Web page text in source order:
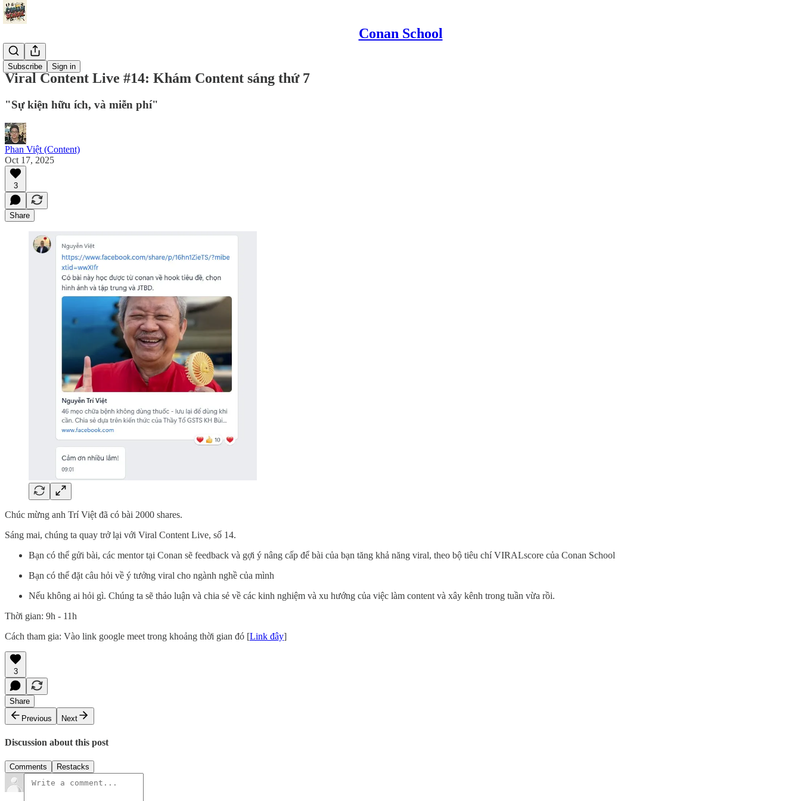
Conan School
Subscribe Sign in
Events
Viral Content Live #14: Khám Content sáng thứ 7
"Sự kiện hữu ích, và miễn phí"
Phan Việt (Content)
Oct 17, 2025
3
Share
Chúc mừng anh Trí Việt đã có bài 2000 shares.
Sáng mai, chúng ta quay trở lại với Viral Content Live, số 14.
Bạn có thể gửi bài, các mentor tại Conan sẽ feedback và gợi ý nâng cấp để bài của bạn tăng khả năng viral, theo bộ tiêu chí VIRALscore của Conan School
Bạn có thể đặt câu hỏi về ý tưởng viral cho ngành nghề của mình
Nếu không ai hỏi gì. Chúng ta sẽ thảo luận và chia sẻ về các kinh nghiệm và xu hướng của việc làm content và xây kênh trong tuần vừa rồi.
Thời gian: 9h - 11h
Cách tham gia: Vào link google meet trong khoảng thời gian đó [Link đây]
3
Share
Previous
Next
Discussion about this post
Comments Restacks